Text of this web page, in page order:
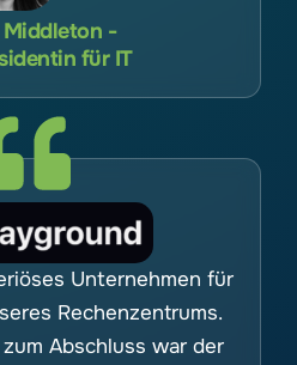
-
für IT
Unternehmen für
Rechenzentrums.
Abschluss war der